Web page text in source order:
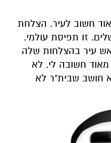
חשוב לעיר. הצלחת
זו תפיסת עולמי.
עיר בהצלחות שלה
חשובה לי. לא
חושב שבית"ר לא